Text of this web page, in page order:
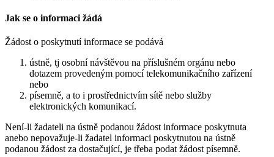
Jak se o informaci žádá
Žádost o poskytnutí informace se podává
ústně, tj osobní návštěvou na příslušném orgánu nebo
dotazem provedeným pomocí telekomunikačního zařízení
nebo
písemně, a to i prostřednictvím sítě nebo služby
elektronických komunikací.
Není-li žadateli na ústně podanou žádost informace poskytnuta
anebo nepovažuje-li žadatel informaci poskytnutou na ústně
podanou žádost za dostačující, je třeba podat žádost písemně.